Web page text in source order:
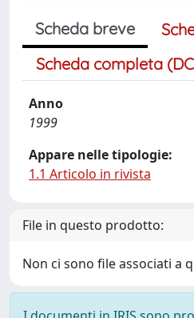
Scheda breve
Scheda completa
Anno
1999
Appare nelle tipologie:
1.1 Articolo in rivista
File in questo prodotto:
Non ci sono file associati a